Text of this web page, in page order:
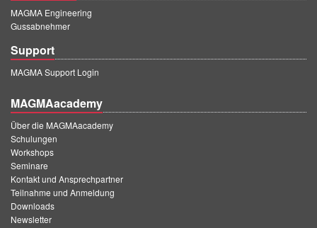
MAGMA Engineering
Gussabnehmer
Support
MAGMA Support Login
MAGMAacademy
Über die MAGMAacademy
Schulungen
Workshops
Seminare
Kontakt und Ansprechpartner
Teilnahme und Anmeldung
Downloads
Newsletter